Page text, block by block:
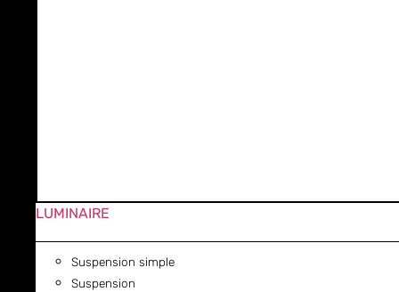
LUMINAIRE
Suspension simple
Suspension